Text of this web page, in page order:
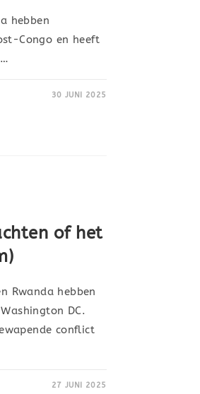
hebben
Congo en heeft
30 JUNI 2025
of het
Rwanda hebben
DC.
conflict
27 JUNI 2025